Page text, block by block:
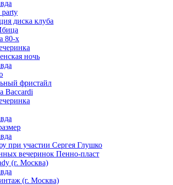
party
диска клуба
80-х
ночь
фристайл
Baccardi
при участии Сергея Глушко
вечеринок Пенно-пласт
(г. Москва)
(г. Москва)